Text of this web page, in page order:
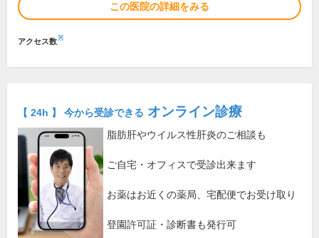
この医院の詳細をみる
アクセス数※
【 24h 】 今から受診できる オンライン診療
脂肪肝やウイルス性肝炎のご相談も
ご自宅・オフィスで受診出来ます
お薬はお近くの薬局、宅配便でお受け取り
登園許可証・診断書も発行可